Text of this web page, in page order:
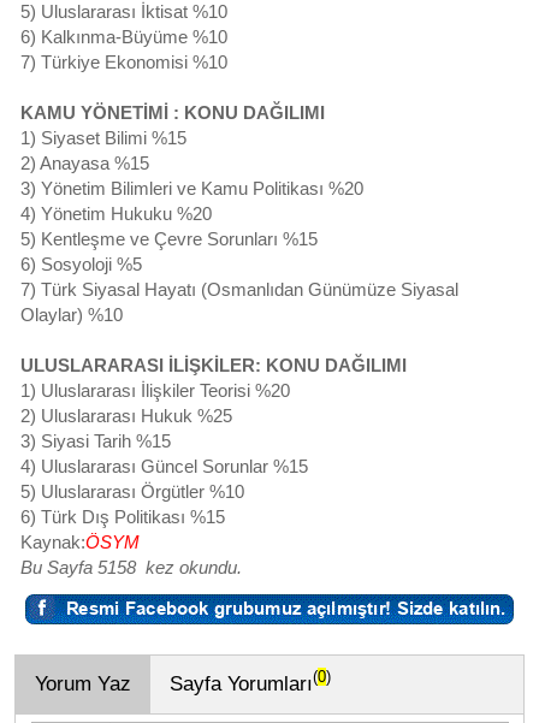
5) Uluslararası İktisat %10
6) Kalkınma-Büyüme %10
7) Türkiye Ekonomisi %10
KAMU YÖNETİMİ : KONU DAĞILIMI
1) Siyaset Bilimi %15
2) Anayasa %15
3) Yönetim Bilimleri ve Kamu Politikası %20
4) Yönetim Hukuku %20
5) Kentleşme ve Çevre Sorunları %15
6) Sosyoloji %5
7) Türk Siyasal Hayatı (Osmanlıdan Günümüze Siyasal
Olaylar) %10
ULUSLARARASI İLİŞKİLER: KONU DAĞILIMI
1) Uluslararası İlişkiler Teorisi %20
2) Uluslararası Hukuk %25
3) Siyasi Tarih %15
4) Uluslararası Güncel Sorunlar %15
5) Uluslararası Örgütler %10
6) Türk Dış Politikası %15
Kaynak:ÖSYM
Bu Sayfa 5158 kez okundu.
Yorum Yaz Sayfa Yorumları(0)